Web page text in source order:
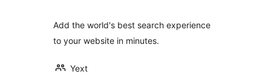
Add the world's best search experience
to your website in minutes.
Yext